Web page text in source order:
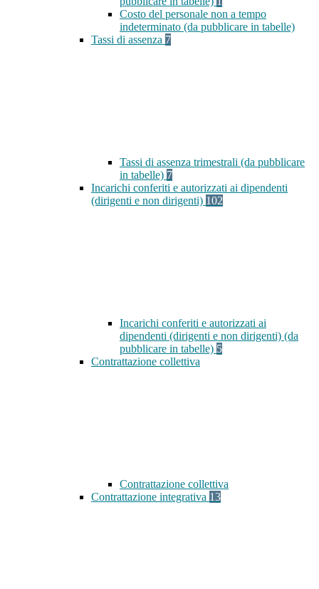
Costo del personale non a tempo
indeterminato (da pubblicare in tabelle)
Tassi di assenza 7
Tassi di assenza trimestrali (da pubblicare
in tabelle) 7
Incarichi conferiti e autorizzati ai dipendenti
(dirigenti e non dirigenti) 102
Incarichi conferiti e autorizzati ai
dipendenti (dirigenti e non dirigenti) (da
pubblicare in tabelle) 5
Contrattazione collettiva
Contrattazione collettiva
Contrattazione integrativa 13